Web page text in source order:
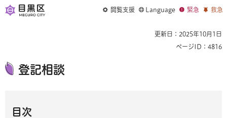
閲覧支援 Language 緊急 救急
更新日：2025年10月1日
ページID：4816
登記相談
目次